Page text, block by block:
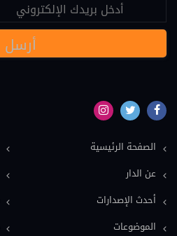
عقود دولية (24)
نصوص قانونية (20)
مسؤولية طبية (19)
نماذج دعاوى ونماذج عقود (16)
دولي خاص (13)
الصفحة الرئيسية
عن الدار
أحدث الإصدارات
الموضوعات